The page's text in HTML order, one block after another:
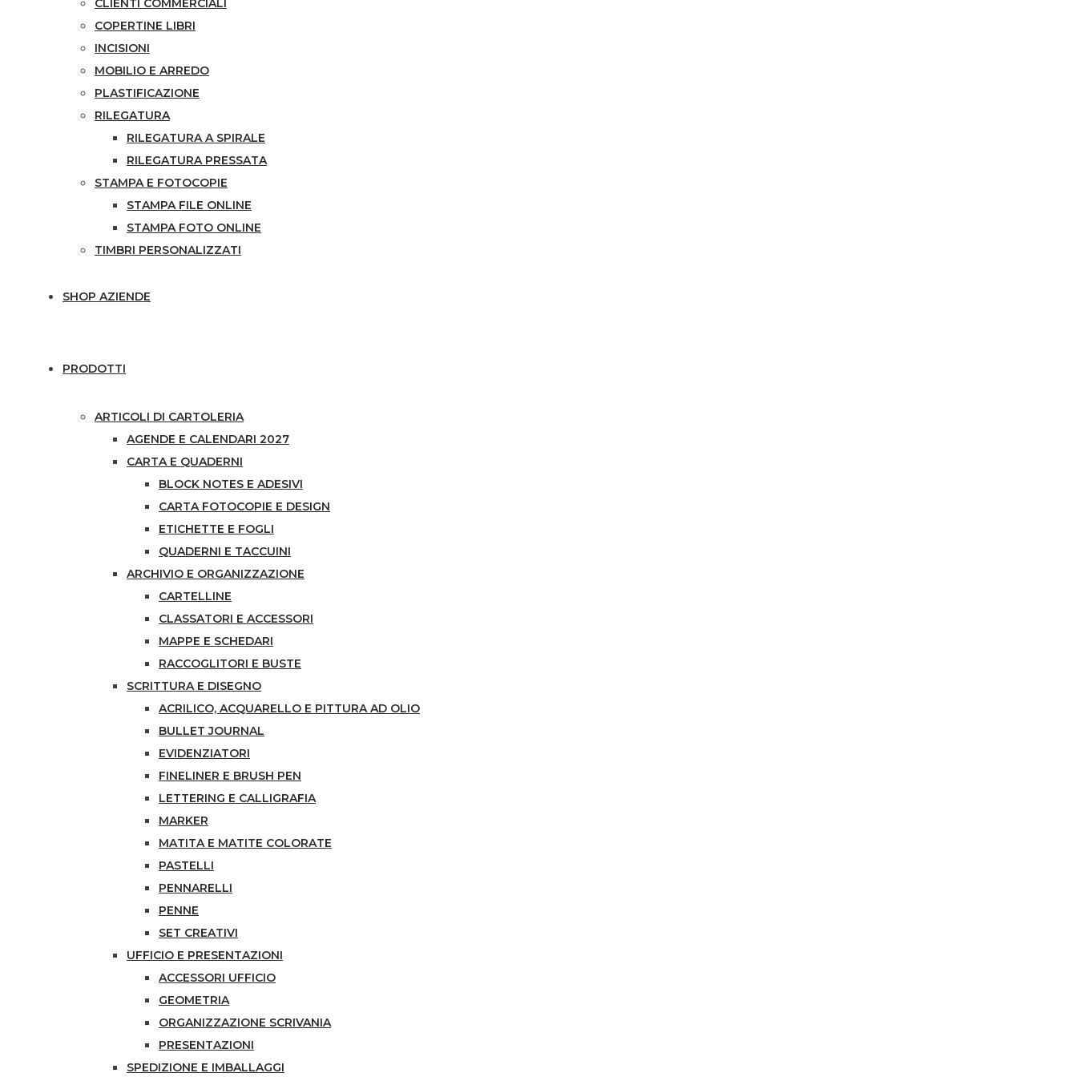
CLIENTI COMMERCIALI
COPERTINE LIBRI
INCISIONI
MOBILIO E ARREDO
PLASTIFICAZIONE
RILEGATURA
RILEGATURA A SPIRALE
RILEGATURA PRESSATA
STAMPA E FOTOCOPIE
STAMPA FILE ONLINE
STAMPA FOTO ONLINE
TIMBRI PERSONALIZZATI
SHOP AZIENDE
PRODOTTI
ARTICOLI DI CARTOLERIA
AGENDE E CALENDARI 2027
CARTA E QUADERNI
BLOCK NOTES E ADESIVI
CARTA FOTOCOPIE E DESIGN
ETICHETTE E FOGLI
QUADERNI E TACCUINI
ARCHIVIO E ORGANIZZAZIONE
CARTELLINE
CLASSATORI E ACCESSORI
MAPPE E SCHEDARI
RACCOGLITORI E BUSTE
SCRITTURA E DISEGNO
ACRILICO, ACQUARELLO E PITTURA AD OLIO
BULLET JOURNAL
EVIDENZIATORI
FINELINER E BRUSH PEN
LETTERING E CALLIGRAFIA
MARKER
MATITA E MATITE COLORATE
PASTELLI
PENNARELLI
PENNE
SET CREATIVI
UFFICIO E PRESENTAZIONI
ACCESSORI UFFICIO
GEOMETRIA
ORGANIZZAZIONE SCRIVANIA
PRESENTAZIONI
SPEDIZIONE E IMBALLAGGI